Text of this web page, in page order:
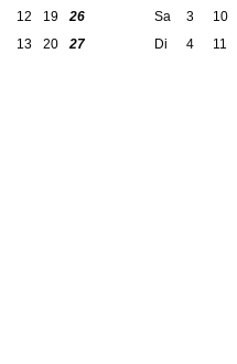
12 19
26
13 20 27
Sa
3 10
Di
4 11